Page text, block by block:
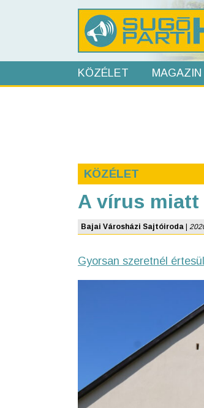
KÖZÉLET MAGAZIN
KÖZÉLET
A vírus miatt
Bajai Városházi Sajtóiroda
Gyorsan szeretnél